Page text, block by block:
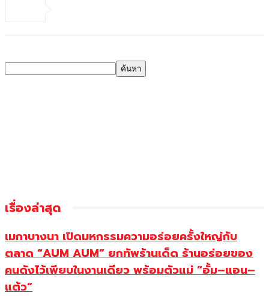
เรื่องล่าสุด
เมกาบางนา เปิดมหกรรมความอร่อยครั้งใหญ่กับ
ตลาด “AUM AUM” ยกทัพร้านเด็ด ร้านอร่อยของ
คนดังไว้เพียบในงานเดียว พร้อมตัวแม่ “อั้ม–แอน–
แต้ว”